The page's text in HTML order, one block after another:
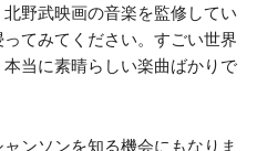
野武映画の音楽を監修してい
てみてください。すごい世界
当に素晴らしい楽曲ばかりで
ンソンを知る機会にもなりま